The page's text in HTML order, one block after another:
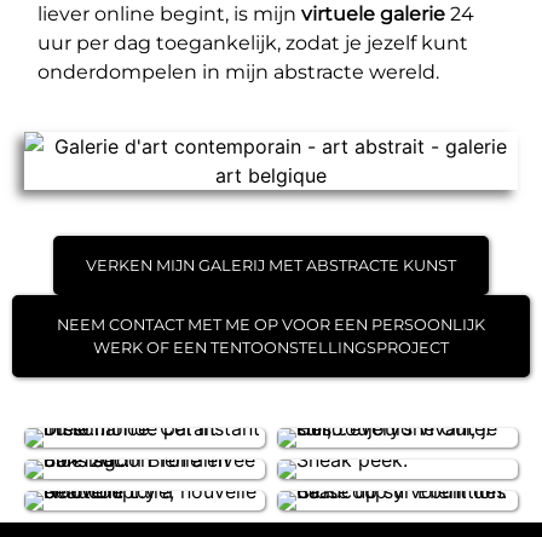
liever online begint, is mijnvirtuele galerie 24
uur per dag toegankelijk, zodat je jezelf kunt
onderdompelen in mijn abstracte wereld.
VERKEN MIJN GALERIJ MET ABSTRACTE KUNST
NEEM CONTACT MET ME OP VOOR EEN PERSOONLIJK
WERK OF EEN TENTOONSTELLINGSPROJECT